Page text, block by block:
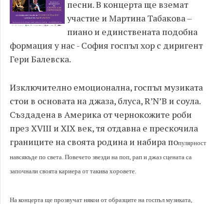
песни. В концерта ще вземат
участие и Мартина Табакова –
пиано и единствената подобна
формация у нас - София госпъл хор с диригент
Гери Балевска.
Изключително емоционална, госпъл музиката
стои в основата на джаза, блуса, R’N’B и соула.
Създадена в Америка от чернокожите роби
през XVIII и XIX век, тя отдавна е прескочила
границите на своята родина и набира популярност
навсякъде по света. Повечето звезди на поп, рап и джаз сцената са
започнали своята кариера от такива хоровете.
На концерта ще прозвучат някои от образците на госпъл музиката,